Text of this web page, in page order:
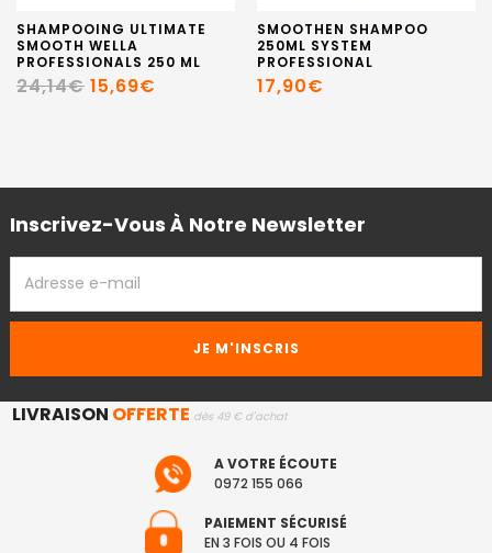
SHAMPOOING ULTIMATE
SMOOTH WELLA
PROFESSIONALS 250 ML
24,14€ 15,69€
SMOOTHEN SHAMPOO
250ML SYSTEM
PROFESSIONAL
17,90€
Inscrivez-Vous À Notre Newsletter
EMAIL
LIVRAISON OFFERTE dès 49 € d'achat
A VOTRE ÉCOUTE
0972 155 066
PAIEMENT SÉCURISÉ
EN 3 FOIS OU 4 FOIS